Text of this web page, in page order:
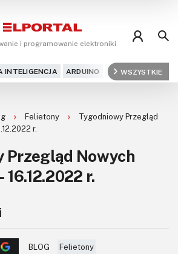
i programowanie elektroniki
INTELIGENCJA ARDUINO ARM AUDIO
WSZYSTKIE
Felietony
Tygodniowy Przegląd
r.
Przegląd Nowych
r.
BLOG
Felietony